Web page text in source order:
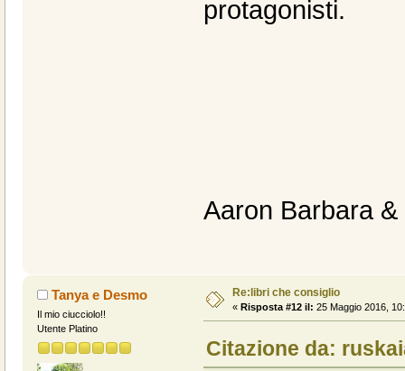
protagonisti.
Aaron Barbara &
Tanya e Desmo
Il mio ciucciolo!!
Utente Platino
Re:libri che consiglio
« Risposta #12 il: 25 Maggio 2016,
Citazione da: